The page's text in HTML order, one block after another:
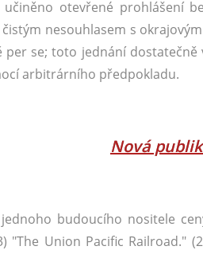
otevřené prohlášení
nesouhlasem s
se; toto jednání dostatečně
arbitrárního předpokladu.
Nová
budoucího nositele
"The Union Pacific Railroad."